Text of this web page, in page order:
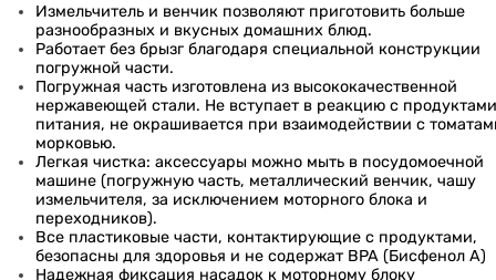
Измельчитель и венчик позволяют приготовить больше
разнообразных и вкусных домашних блюд.
Работает без брызг благодаря специальной конструкции
погружной части.
Погружная часть изготовлена из высококачественной
нержавеющей стали. Не вступает в реакцию с
питания, не окрашивается при взаимодействии с
морковью.
Легкая чистка: аксессуары можно мыть в посудомоечной
машине (погружную часть, металлический венчик, чашу
измельчителя, за исключением моторного блока и
переходников).
Все пластиковые части, контактирующие с продуктами,
безопасны для здоровья и не содержат BPA (Бисфенол А)
Надежная фиксация насадок к моторному блоку